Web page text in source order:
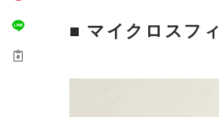
■ マイクロスフ